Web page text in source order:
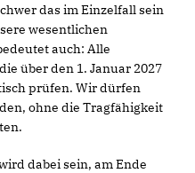
das im Einzelfall sein
wesentlichen
auch: Alle
über den 1. Januar 2027
prüfen. Wir dürfen
ohne die Tragfähigkeit
dabei sein, am Ende